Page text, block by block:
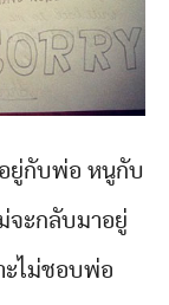
ยู่กับพ่อ หนูกับ
จะกลับมาอยู่
ะไม่ชอบพ่อ